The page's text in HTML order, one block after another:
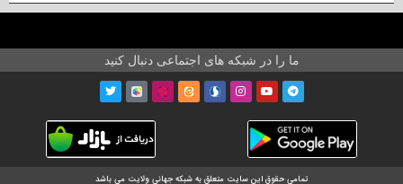
ما را در شبکه های اجتماعی دنبال کنید
تمامی حقوق این سایت متعلق به شبکه جهانی ولایت می باشد